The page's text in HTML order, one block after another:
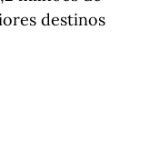
destinos